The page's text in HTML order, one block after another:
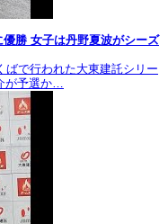
勝 女子は丹野夏波がシーズ
ばで行われた大東建託シリー
が予選か…